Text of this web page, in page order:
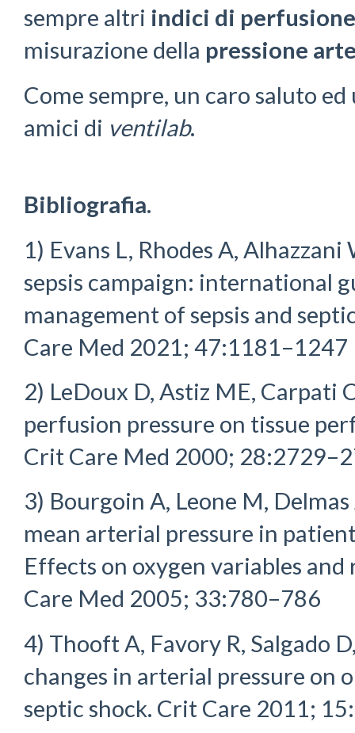
sempre altri indici di perfusione
misurazione della pressione
Come sempre, un caro saluto
amici di ventilab.
Bibliografia.
1) Evans L, Rhodes A,
sepsis campaign: international
management of sepsis and
Care Med 2021; 47:1181–1247
2) LeDoux D, Astiz ME, Carpati
perfusion pressure on tissue
Crit Care Med 2000;
3) Bourgoin A, Leone M,
mean arterial pressure in
Effects on oxygen variables
Care Med 2005; 33:780–786
4) Thooft A, Favory R, Salgado
changes in arterial pressure on
septic shock. Crit Care 2011;